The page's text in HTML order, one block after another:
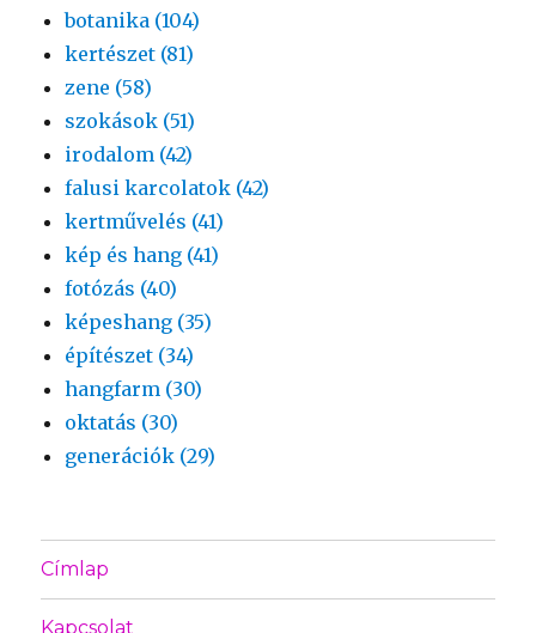
botanika (104)
kertészet (81)
zene (58)
szokások (51)
irodalom (42)
falusi karcolatok (42)
kertművelés (41)
kép és hang (41)
fotózás (40)
képeshang (35)
építészet (34)
hangfarm (30)
oktatás (30)
generációk (29)
Címlap
Kapcsolat